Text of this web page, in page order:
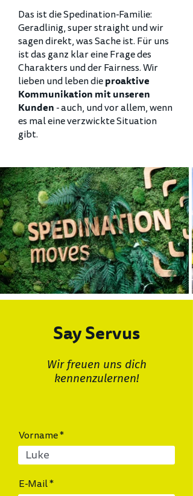
Das ist die Spedination-Familie:
Geradlinig, super straight und wir
sagen direkt, was Sache ist. Für uns
ist das ganz klar eine Frage des
Charakters und der Fairness. Wir
lieben und leben die proaktive
Kommunikation mit unseren
Kunden - auch, und vor allem, wenn
es mal eine verzwickte Situation
gibt.
Say Servus
Wir freuen uns dich
kennenzulernen!
Vorname
E-Mail